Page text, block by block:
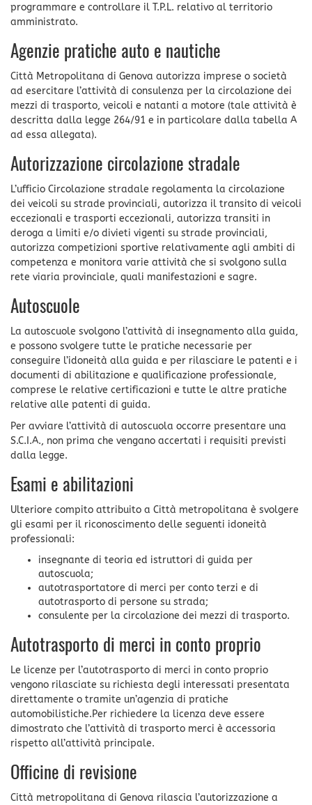
programmare e controllare il T.P.L. relativo al territorio
amministrato.
Agenzie pratiche auto e nautiche
Città Metropolitana di Genova autorizza imprese o società
ad esercitare l’attività di consulenza per la circolazione dei
mezzi di trasporto, veicoli e natanti a motore (tale attività è
descritta dalla legge 264/91 e in particolare dalla tabella A
ad essa allegata).
Autorizzazione circolazione stradale
L’ufficio Circolazione stradale regolamenta la circolazione
dei veicoli su strade provinciali, autorizza il transito di veicoli
eccezionali e trasporti eccezionali, autorizza transiti in
deroga a limiti e/o divieti vigenti su strade provinciali,
autorizza competizioni sportive relativamente agli ambiti di
competenza e monitora varie attività che si svolgono sulla
rete viaria provinciale, quali manifestazioni e sagre.
Autoscuole
La autoscuole svolgono l’attività di insegnamento alla guida,
e possono svolgere tutte le pratiche necessarie per
conseguire l’idoneità alla guida e per rilasciare le patenti e i
documenti di abilitazione e qualificazione professionale,
comprese le relative certificazioni e tutte le altre pratiche
relative alle patenti di guida.
Per avviare l’attività di autoscuola occorre presentare una
S.C.I.A., non prima che vengano accertati i requisiti previsti
dalla legge.
Esami e abilitazioni
Ulteriore compito attribuito a Città metropolitana è svolgere
gli esami per il riconoscimento delle seguenti idoneità
professionali:
insegnante di teoria ed istruttori di guida per
autoscuola;
autotrasportatore di merci per conto terzi e di
autotrasporto di persone su strada;
consulente per la circolazione dei mezzi di trasporto.
Autotrasporto di merci in conto proprio
Le licenze per l’autotrasporto di merci in conto proprio
vengono rilasciate su richiesta degli interessati presentata
direttamente o tramite un’agenzia di pratiche
automobilistiche.Per richiedere la licenza deve essere
dimostrato che l’attività di trasporto merci è accessoria
rispetto all’attività principale.
Officine di revisione
Città metropolitana di Genova rilascia l’autorizzazione a